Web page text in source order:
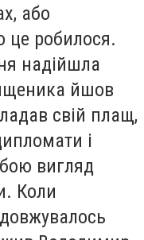
або
робилося.
надійшла
йшов
свій плащ,
і
вигляд
Коли